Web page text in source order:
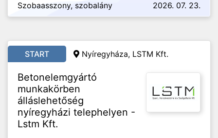
Szobaasszony, szobalány 2026. 07. 23.
START Nyíregyháza, LSTM Kft.
Betonelemgyártó
munkakörben
álláslehetőség
nyíregyházi telephelyen -
Lstm Kft.